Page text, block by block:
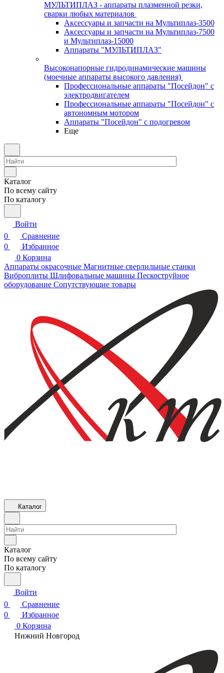
МУЛЬТИПЛАЗ - аппараты плазменной резки,
сварки любых материалов
Аксессуары и запчасти на Мультиплаз-3500
Аксессуары и запчасти на Мультиплаз-7500
и Мультиплаз-15000
Аппараты "МУЛЬТИПЛАЗ"
Высоконапорные гидродинамические машины
(моечные аппараты высокого давления)
Профессиональные аппараты "Посейдон" с
электродвигателем
Профессиональные аппараты "Посейдон" с
автономным мотором
Аппараты "Посейдон" с подогревом
Еще
Каталог
По всему сайту
По каталогу
Войти
0
Сравнение
0
Избранное
0 Корзина
Аппараты окрасочные Магнитные сверлильные станки
Виброплиты Шлифовальные машины Пескоструйное
оборудование Сопутствующие товары
Каталог
Каталог
По всему сайту
По каталогу
Войти
0
Сравнение
0
Избранное
0 Корзина
Нижний Новгород